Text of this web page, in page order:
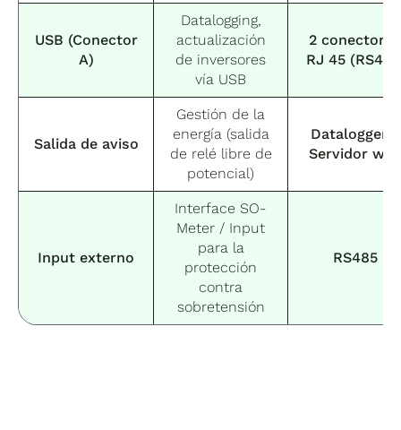
USB (Conector
A)
Datalogging,
actualización
de inversores
vía USB
2 conectores
RJ 45
Salida de aviso
Gestión de la
energía (salida
de relé libre de
potencial)
Datalogger y
Servidor web
Input externo
Interface SO-
Meter / Input
para la
protección
contra
sobretensión
RS485